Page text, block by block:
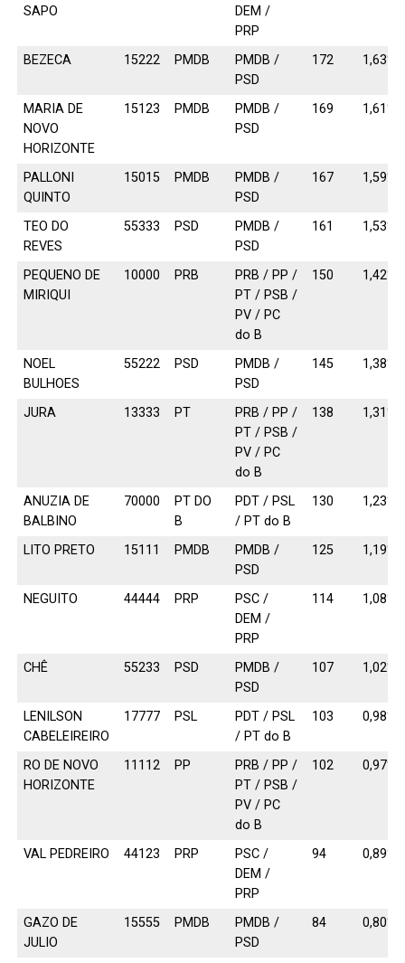
SAPO
DEM /
PRP
BEZECA 15222 PMDB
PMDB /
PSD
172 1,63%
MARIA DE
NOVO
HORIZONTE
15123 PMDB
PMDB /
PSD
169 1,61%
PALLONI
QUINTO
15015 PMDB
PMDB /
PSD
167 1,59%
TEO DO
REVES
55333 PSD
PMDB /
PSD
161 1,53%
PEQUENO DE
MIRIQUI
10000 PRB
PRB / PP /
PT / PSB /
PV / PC
do B
150 1,42%
NOEL
BULHOES
55222 PSD
PMDB /
PSD
145 1,38%
JURA 13333 PT
PRB / PP /
PT / PSB /
PV / PC
do B
138 1,31%
ANUZIA DE
BALBINO
70000
PT DO
B
PDT / PSL
/ PT do B
130 1,23%
LITO PRETO 15111 PMDB
PMDB /
PSD
125 1,19%
NEGUITO 44444 PRP
PSC /
DEM /
PRP
114 1,08%
CHÊ 55233 PSD
PMDB /
PSD
107 1,02%
LENILSON
CABELEIREIRO
17777 PSL
PDT / PSL
/ PT do B
103 0,98%
RO DE NOVO
HORIZONTE
11112 PP
PRB / PP /
PT / PSB /
PV / PC
do B
102 0,97%
VAL PEDREIRO 44123 PRP
PSC /
DEM /
PRP
94 0,89%
GAZO DE
JULIO
15555 PMDB
PMDB /
PSD
84 0,80%